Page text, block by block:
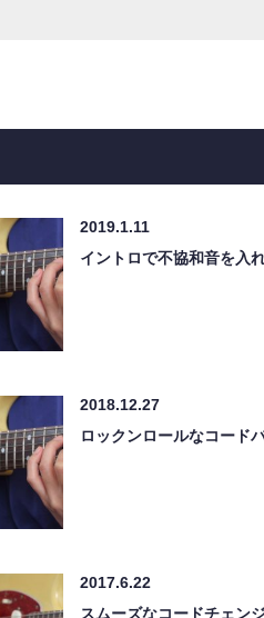
2019.1.11
イントロで不協和音を入
2018.12.27
ロックンロールなコード
2017.6.22
スムーズなコードチェン